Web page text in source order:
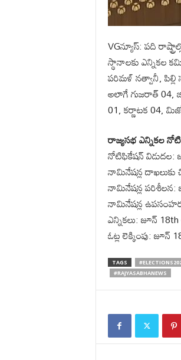
VGన్యూస్: పది
స్థానాలకు ఎన్నికల
పరిమళ్ నత్వానీ,
అలాగే గుజరాత్ 04,
01, కర్ణాటక 04,
రాజ్యసభ ఎన్నికల
నోటిఫికేషన్ విడుదల:
నామినేషన్ల దాఖలుకు
నామినేషన్ల పరిశీలన:
నామినేషన్ల
ఎన్నికలు: జూన్
ఓట్ల లెక్కింపు:
TAGS
#RAJYASABHANEWS